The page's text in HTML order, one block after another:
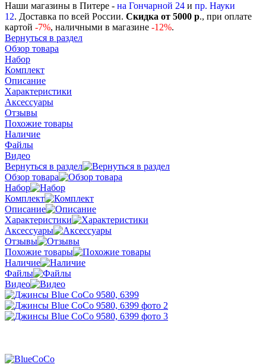
Наши магазины в Питере - на Гончарной 24 и пр. Науки
12. Доставка по всей России. Скидка от 5000 р., при оплате
картой -7%, наличными в магазине -12%.
Вернуться в раздел
Обзор товара
Набор
Комплект
Описание
Характеристики
Аксессуары
Отзывы
Похожие товары
Наличие
Файлы
Видео
Вернуться в раздел
Обзор товара
Набор
Комплект
Описание
Характеристики
Аксессуары
Отзывы
Похожие товары
Наличие
Файлы
Видео